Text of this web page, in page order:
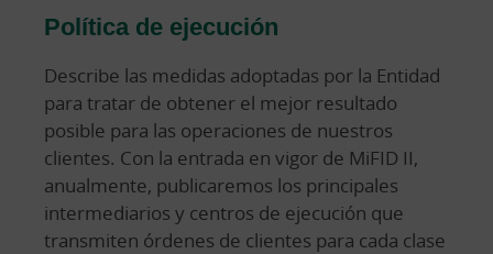
Política de ejecución
Describe las medidas adoptadas por la Entidad
para tratar de obtener el mejor resultado
posible para las operaciones de nuestros
clientes. Con la entrada en vigor de MiFID II,
anualmente, publicaremos los principales
intermediarios y centros de ejecución que
transmiten órdenes de clientes para cada clase